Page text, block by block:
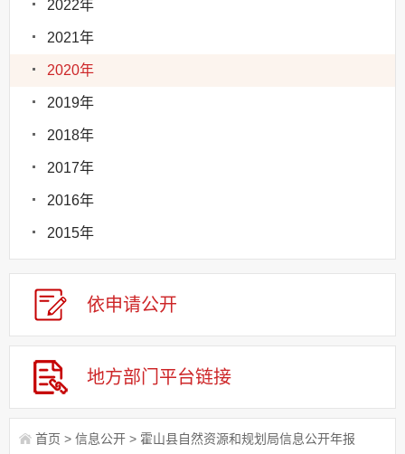
2022年
2021年
2020年
2019年
2018年
2017年
2016年
2015年
依申请公开
地方部门平台链接
首页 > 信息公开 > 霍山县自然资源和规划局信息公开年报